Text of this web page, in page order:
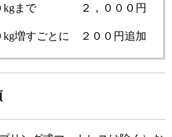
kgまで ２，０００円
増すごとに ２００円追加